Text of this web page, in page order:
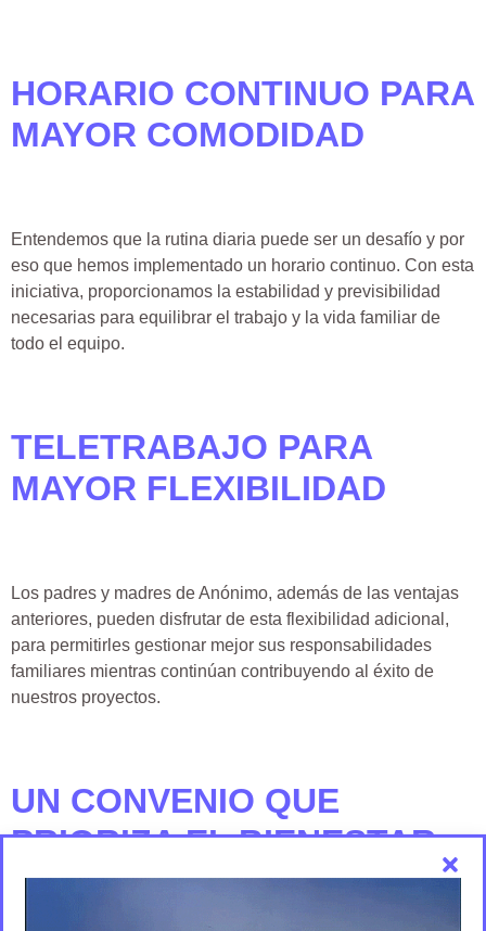
HORARIO CONTINUO PARA
MAYOR COMODIDAD
Entendemos que la rutina diaria puede ser un desafío y por
eso que hemos implementado un horario continuo. Con esta
iniciativa, proporcionamos la estabilidad y previsibilidad
necesarias para equilibrar el trabajo y la vida familiar de
todo el equipo.
TELETRABAJO PARA
MAYOR FLEXIBILIDAD
Los padres y madres de Anónimo, además de las ventajas
anteriores, pueden disfrutar de esta flexibilidad adicional,
para permitirles gestionar mejor sus responsabilidades
familiares mientras continúan contribuyendo al éxito de
nuestros proyectos.
UN CONVENIO QUE
PRIORIZA EL BIENESTAR
FAMILIAR